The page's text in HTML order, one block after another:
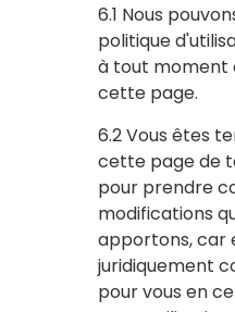
6.1 Nous
politique
à tout moment
cette page.
6.2 Vous êtes
cette page de
pour prendre
modifications
apportons, car
juridiquement
pour vous en